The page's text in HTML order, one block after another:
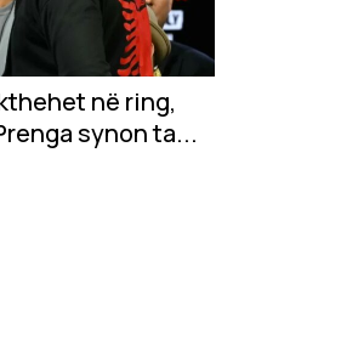
në ring,
synon ta...